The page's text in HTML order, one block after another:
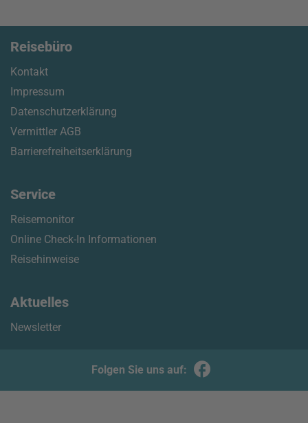
Reisebüro
Kontakt
Impressum
Datenschutzerklärung
Vermittler AGB
Barrierefreiheitserklärung
Service
Reisemonitor
Online Check-In Informationen
Reisehinweise
Aktuelles
Newsletter
Folgen Sie uns auf: